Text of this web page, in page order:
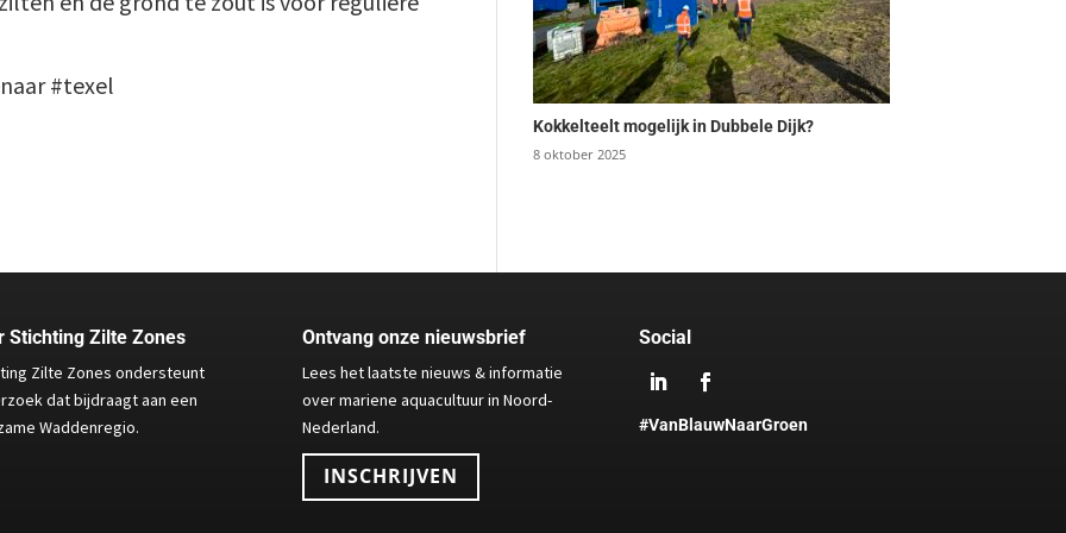
#texel
Kokkelteelt mogelijk in Dubbele Dijk?
8 oktober 2025
Stichting Zilte Zones
Zilte Zones ondersteunt
dat bijdraagt aan een
Waddenregio.
Ontvang onze nieuwsbrief
Lees het laatste nieuws & informatie
over mariene aquacultuur in Noord-
Nederland.
INSCHRIJVEN
Social
#VanBlauwNaarGroen